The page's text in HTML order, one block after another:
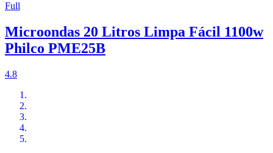
Full
Microondas 20 Litros Limpa Fácil 1100w
Philco PME25B
4.8